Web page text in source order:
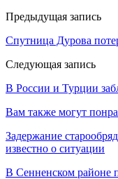
Предыдущая запись
Спутница Дурова
Следующая запись
В России и Турции
Вам также могут
Задержание
известно о ситуации
В Сенненском районе